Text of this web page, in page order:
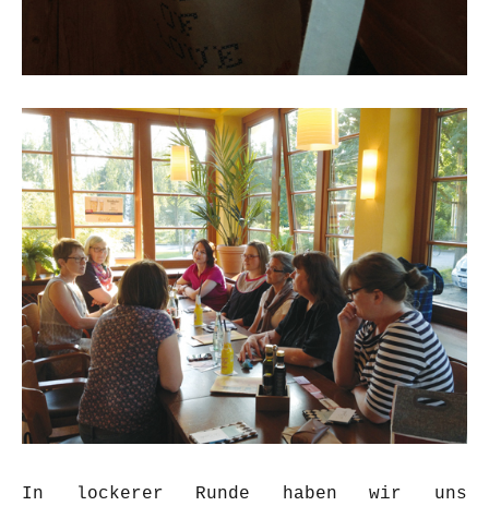
In lockerer Runde haben wir uns